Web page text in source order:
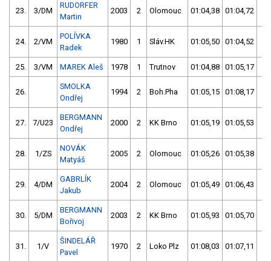
23. 3/DM
RUDORFER
Martin
2003 2 Olomouc 01:04,38 01:04,72
24. 2/VM
POLÍVKA
Radek
1980 1 Sláv.HK 01:05,50 01:04,52
25. 3/VM MAREK Aleš 1978 1 Trutnov 01:04,88 01:05,17
26.
SMOLKA
Ondřej
1994 2 Boh.Pha 01:05,15 01:08,17
27. 7/U23
BERGMANN
Ondřej
2000 2 KK Brno 01:05,19 01:05,53
28. 1/ZS
NOVÁK
Matyáš
2005 2 Olomouc 01:05,26 01:05,38
29. 4/DM
GABRLÍK
Jakub
2004 2 Olomouc 01:05,49 01:06,43
30. 5/DM
BERGMANN
Bořivoj
2003 2 KK Brno 01:05,93 01:05,70
31. 1/V
ŠINDELÁŘ
Pavel
1970 2 Loko Plz 01:08,03 01:07,11